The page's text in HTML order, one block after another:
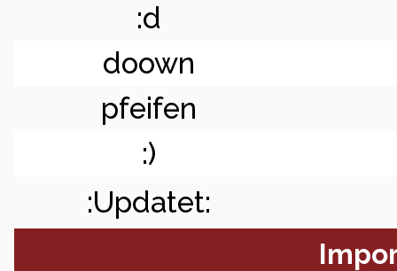
:d
doown
pfeifen
:)
:Updatet: